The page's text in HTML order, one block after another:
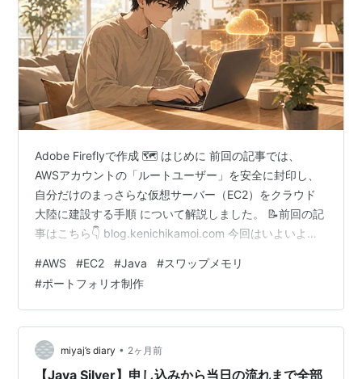
参考:Oracle Timeline
1990 年の終わり、Sun Microsystems 社はワークステ
ーション市場で世界をリードしており、それは健全な速
度で成長し続けていた。 他の分野に革新技術と専門知
識を適用することが考えられ、Sun は家電分野での調査
Green プロジェクトが結成され、James Gosling、
Patrick Naughton、Mike Sheridan といったエンジニ
アは離れたオフィスへ移動し、Sun とのコミュニケーシ
ョンをほぼしなくなる。 この年に、James Gosling は
た。
1992 年に、Green プロジェクトチームは Star7 を生み
出した。 これは、アニメーションするタッチスクリー
ンの UI を持ち、ユーザー補助のためのエージェントと
して Duke (のちに Java のマスコットキャラクターと
Adobe Fireflyで作成 🗺️ はじめに 前回の記事では、
AWSアカウントの「ルートユーザー」を安全に封印し、
自分だけのまっさらな仮想サーバー（EC2）をクラウド
大陸に建設する手順 について解説しました。 📝前回の記
事はこちら👇 blog.kenichikamoi.com 今回はいよいよ、
て、サーバーの内部へ潜入（リモート接続）していきま
す。 これまではAWSの管理画面で「更地」を作ってきま
したが、ここから先は「黒い画面（Linuxターミナル）」
での作業がメインになります。 今回のミッションは、 建
ったばかりのサーバー内部で行う「本…
#AWS #EC2 #Java #スワップメモリ
#ポートフォリオ制作
miyaj’s diary • 2ヶ月前
【Java Silver】申し込みから当日の流れまで全部